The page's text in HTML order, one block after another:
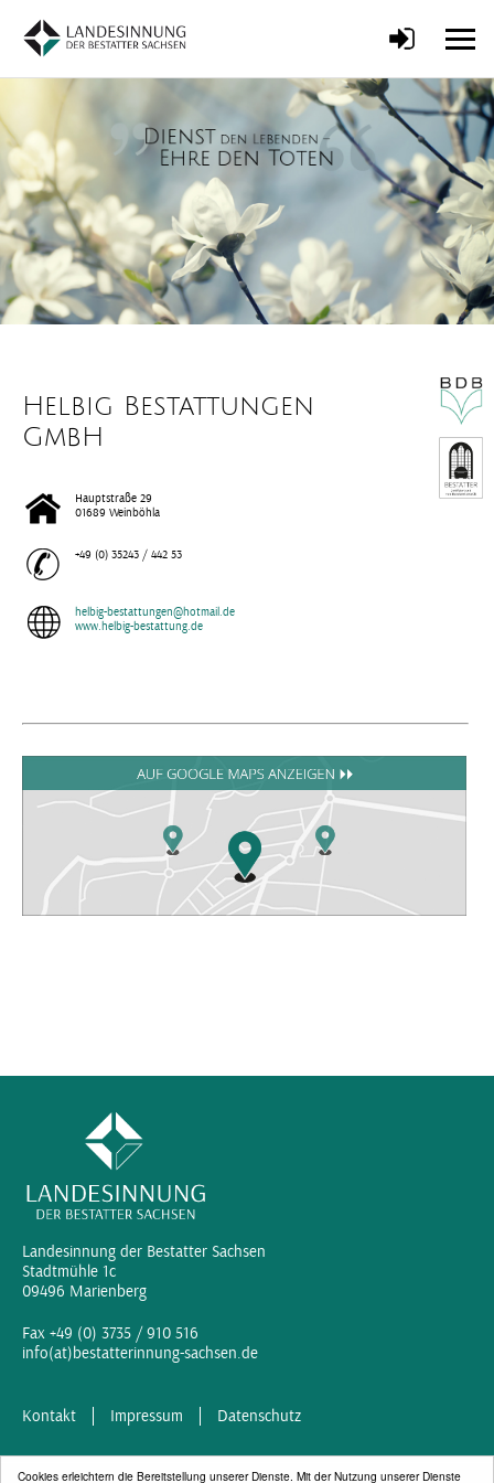
Cookies erleichtern die Bereitstellung unserer Dienste. Mit der Nutzung unserer Dienste
Helbig Bestattungen
GmbH
Hauptstraße 29
01689 Weinböhla
+49 (0) 35243 / 442 53
helbig-bestattungen@hotmail.de
www.helbig-bestattung.de
Landesinnung der Bestatter Sachsen
Stadtmühle 1c
09496 Marienberg
Fax +49 (0) 3735 / 910 516
info(at)bestatterinnung-sachsen.de
Kontakt Impressum Datenschutz